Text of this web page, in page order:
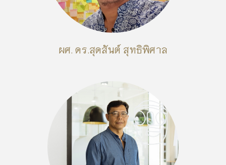
ผศ. ดร.สุดสันต์ สุทธิพิศาล